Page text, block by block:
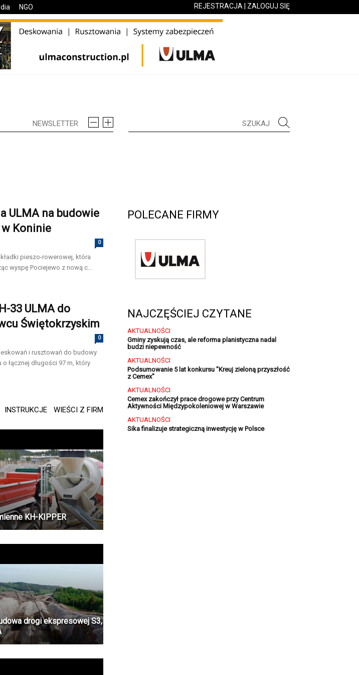
NGO REJESTRACJA ZALOGUJ SIĘ
ULMA na budowie
Koninie
0
pieszo-rowerowej, która
wyspę Pociejewo z nową c...
33 ULMA do
Świętokrzyskim
0
i rusztowań do budowy
łącznej długości 97 m, który
INSTRUKCJE WIEŚCI Z FIRM
KH-KIPPER
drogi ekspresowej S3,
POLECANE FIRMY
NAJCZĘŚCIEJ CZYTANE
AKTUALNOŚCI
Gminy zyskują czas, ale reforma planistyczna nadal
budzi niepewność
AKTUALNOŚCI
Podsumowanie 5 lat konkursu "Kreuj zieloną przyszłość
z Cemex"
AKTUALNOŚCI
Cemex zakończył prace drogowe przy Centrum
Aktywności Międzypokoleniowej w Warszawie
AKTUALNOŚCI
Sika finalizuje strategiczną inwestycję w Polsce